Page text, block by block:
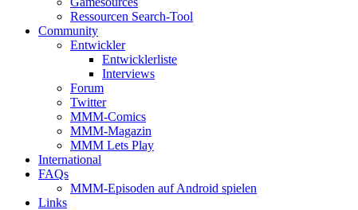
Ressourcen Search-Tool
Community
Entwickler
Entwicklerliste
Interviews
Forum
Twitter
MMM-Comics
MMM-Magazin
MMM Lets Play
International
FAQs
MMM-Episoden auf Android spielen
Links